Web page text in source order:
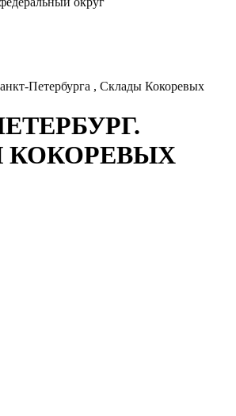
Петербурга , Склады Кокоревых
КОКОРЕВЫХ